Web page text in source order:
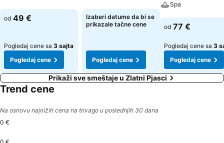
Pogledaj cene
od 49 €
Pogledaj cene sa 3 sajta
Pogledaj cene
Pogledaj cene
Izaberi datume da bi se
prikazale tačne cene
Pogledaj cene
Spa
Pogledaj cene
od 77 €
Pogledaj cene sa 3
Pogledaj cene
Prikaži sve smeštaje u Zlatni Pjasci
Trend cene
Na osnovu najnižih cena na trivago u poslednjih 30 dana
0 €
0 €